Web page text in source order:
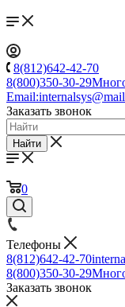
8(812)642-42-70
8(800)350-30-29
Email:
Заказать звонок
Найти
0
Телефоны
8(812)642-42-70
8(800)350-30-29
Заказать звонок